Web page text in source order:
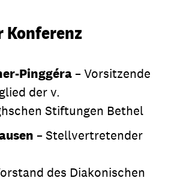
Konferenz
Pinggéra– Vorsitzende
der v.
Stiftungen Bethel
– Stellvertretender
des Diakonischen